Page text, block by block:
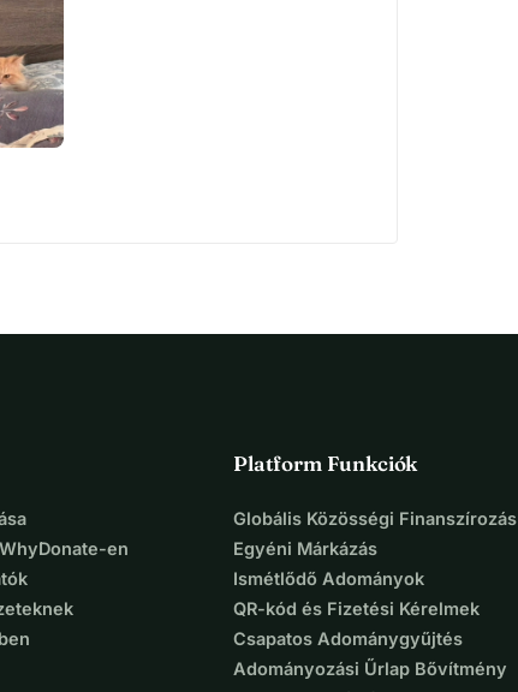
en
Platform Funkciók
Globális Közösségi Finanszírozás
Egyéni Márkázás
Ismétlődő Adományok
QR-kód és Fizetési Kérelmek
Csapatos Adománygyűjtés
Adományozási Űrlap Bővítmény